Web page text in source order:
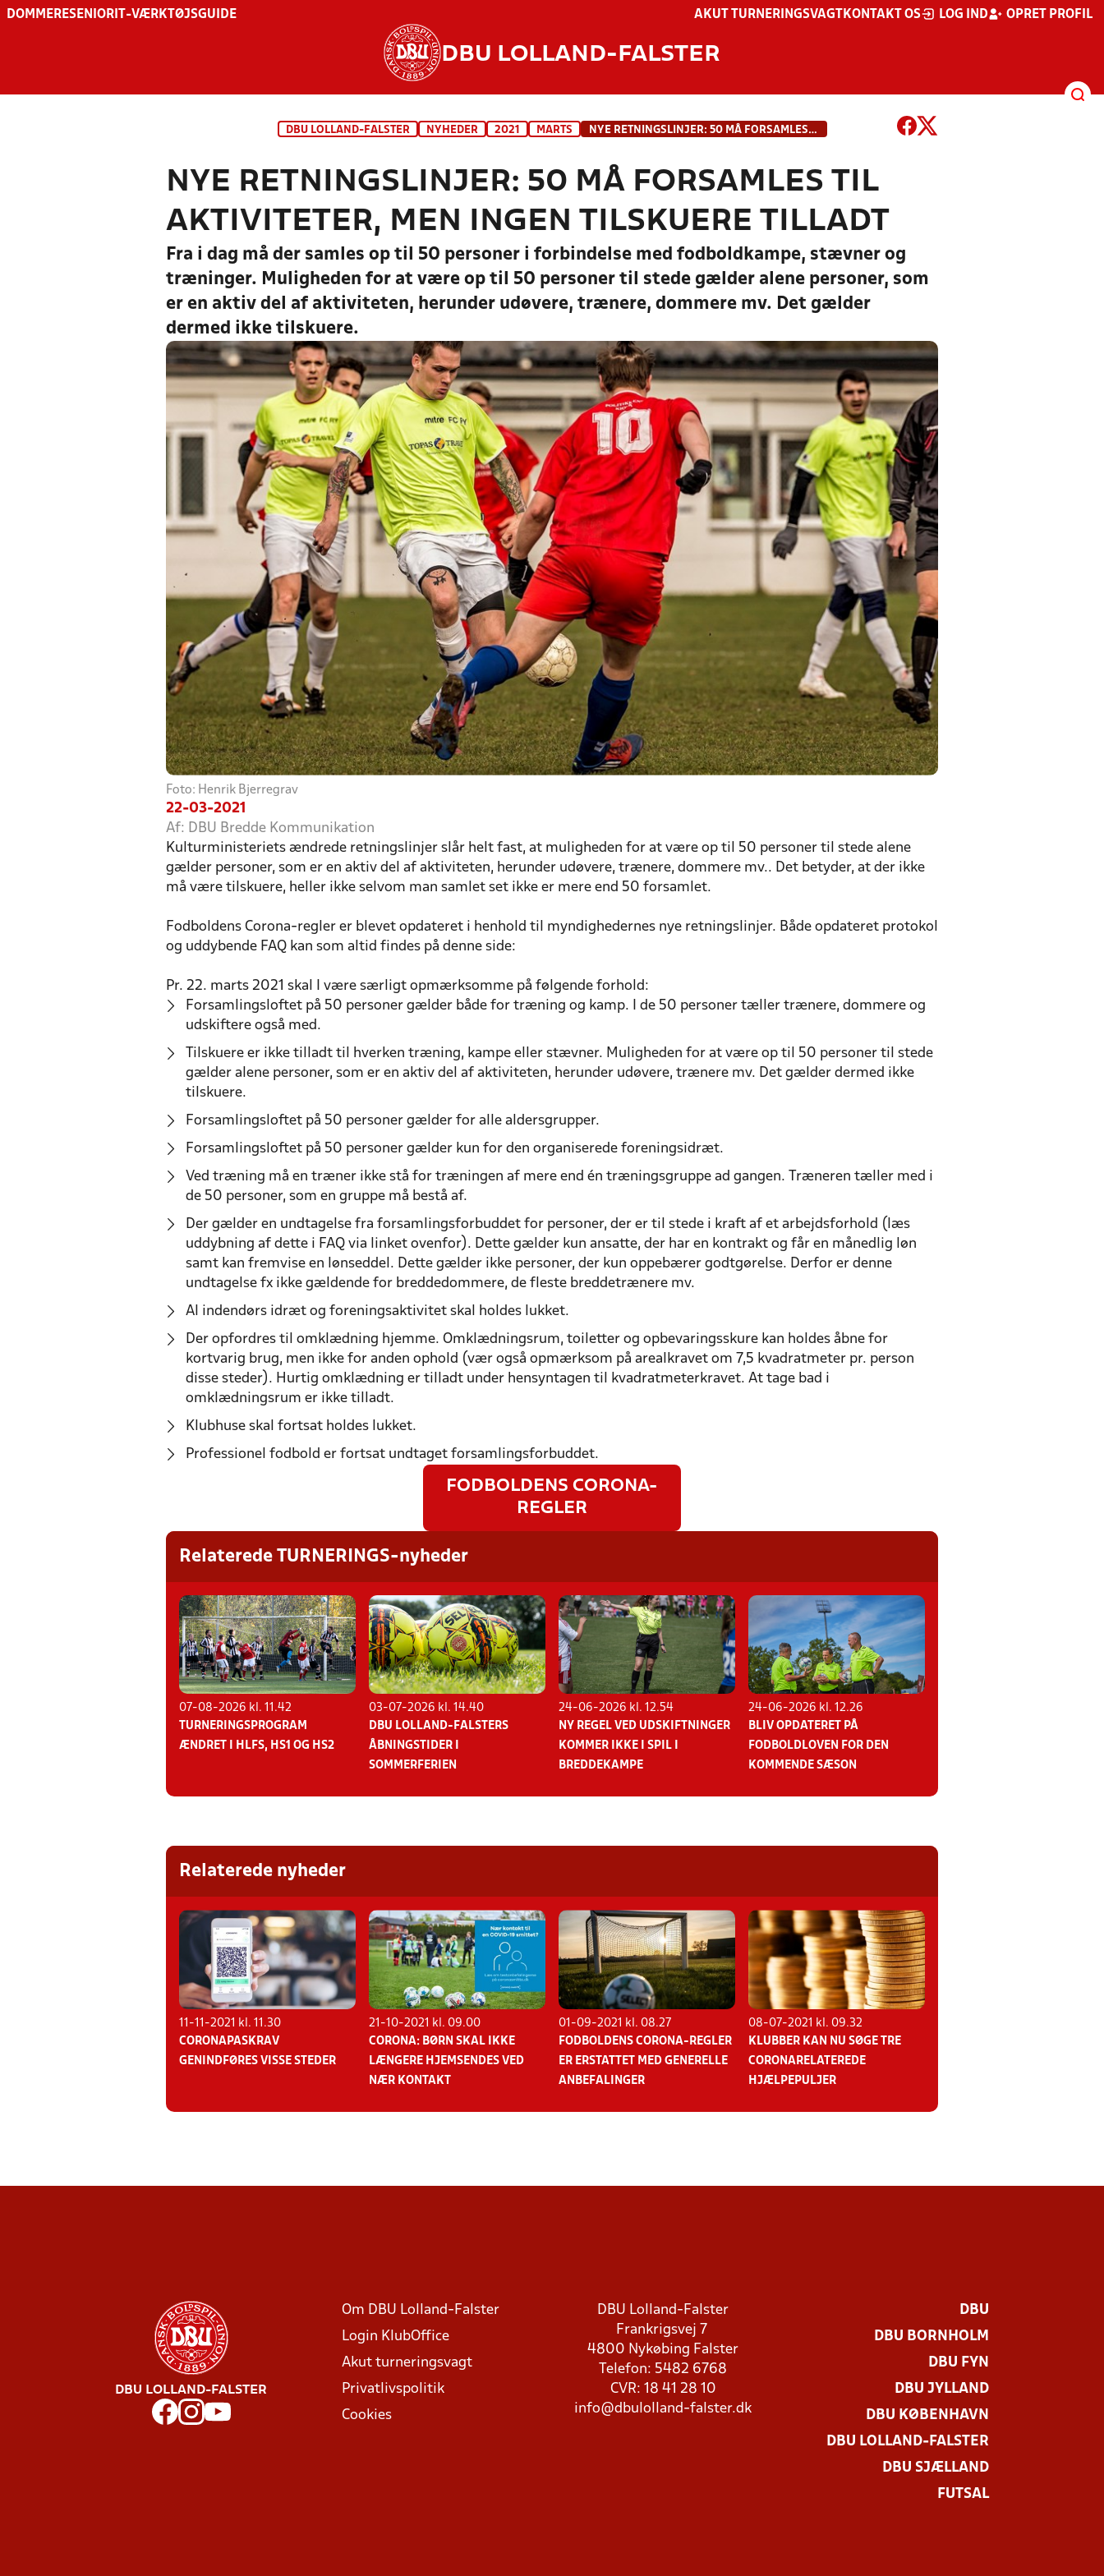
DOMMERESENIOR IT-VÆRKTØJSGUIDE AKUT TURNERINGSVAGT KONTAKT OS LOG IND OPRET PROFIL
DBU LOLLAND-FALSTER
DBU LOLLAND-FALSTER NYHEDER 2021 MARTS NYE RETNINGSLINJER: 50 MÅ FORSAMLES TIL AKTIVITETER, MEN INGEN TILSKUERE TILLADT
NYE RETNINGSLINJER: 50 MÅ FORSAMLES TIL
AKTIVITETER, MEN INGEN TILSKUERE TILLADT
Fra i dag må der samles op til 50 personer i forbindelse med fodboldkampe, stævner og
træninger. Muligheden for at være op til 50 personer til stede gælder alene personer, som
er en aktiv del af aktiviteten, herunder udøvere, trænere, dommere mv. Det gælder
dermed ikke tilskuere.
Foto: Henrik Bjerregrav
22-03-2021
Af: DBU Bredde Kommunikation
Kulturministeriets ændrede retningslinjer slår helt fast, at muligheden for at være op til 50 personer til stede alene
gælder personer, som er en aktiv del af aktiviteten, herunder udøvere, trænere, dommere mv.. Det betyder, at der ikke
må være tilskuere, heller ikke selvom man samlet set ikke er mere end 50 forsamlet.
Fodboldens Corona-regler er blevet opdateret i henhold til myndighedernes nye retningslinjer. Både opdateret protokol
og uddybende FAQ kan som altid findes på denne side:
Pr. 22. marts 2021 skal I være særligt opmærksomme på følgende forhold:
Forsamlingsloftet på 50 personer gælder både for træning og kamp. I de 50 personer tæller trænere, dommere og
udskiftere også med.
Tilskuere er ikke tilladt til hverken træning, kampe eller stævner. Muligheden for at være op til 50 personer til stede
gælder alene personer, som er en aktiv del af aktiviteten, herunder udøvere, trænere mv. Det gælder dermed ikke
tilskuere.
Forsamlingsloftet på 50 personer gælder for alle aldersgrupper.
Forsamlingsloftet på 50 personer gælder kun for den organiserede foreningsidræt.
Ved træning må en træner ikke stå for træningen af mere end én træningsgruppe ad gangen. Træneren tæller med i
de 50 personer, som en gruppe må bestå af.
Der gælder en undtagelse fra forsamlingsforbuddet for personer, der er til stede i kraft af et arbejdsforhold (læs
uddybning af dette i FAQ via linket ovenfor). Dette gælder kun ansatte, der har en kontrakt og får en månedlig løn
samt kan fremvise en lønseddel. Dette gælder ikke personer, der kun oppebærer godtgørelse. Derfor er denne
undtagelse fx ikke gældende for breddedommere, de fleste breddetrænere mv.
Al indendørs idræt og foreningsaktivitet skal holdes lukket.
Der opfordres til omklædning hjemme. Omklædningsrum, toiletter og opbevaringsskure kan holdes åbne for
kortvarig brug, men ikke for anden ophold (vær også opmærksom på arealkravet om 7,5 kvadratmeter pr. person
disse steder). Hurtig omklædning er tilladt under hensyntagen til kvadratmeterkravet. At tage bad i
omklædningsrum er ikke tilladt.
Klubhuse skal fortsat holdes lukket.
Professionel fodbold er fortsat undtaget forsamlingsforbuddet.
FODBOLDENS CORONA-
REGLER
Relaterede TURNERINGS-nyheder
07-08-2026 kl. 11.42
TURNERINGSPROGRAM
ÆNDRET I HLFS, HS1 OG HS2
03-07-2026 kl. 14.40
DBU LOLLAND-FALSTERS
ÅBNINGSTIDER I
SOMMERFERIEN
24-06-2026 kl. 12.54
NY REGEL VED UDSKIFTNINGER
KOMMER IKKE I SPIL I
BREDDEKAMPE
24-06-2026 kl. 12.26
BLIV OPDATERET PÅ
FODBOLDLOVEN FOR DEN
KOMMENDE SÆSON
Relaterede nyheder
11-11-2021 kl. 11.30
CORONAPASKRAV
GENINDFØRES VISSE STEDER
21-10-2021 kl. 09.00
CORONA: BØRN SKAL IKKE
LÆNGERE HJEMSENDES VED
NÆR KONTAKT
01-09-2021 kl. 08.27
FODBOLDENS CORONA-REGLER
ER ERSTATTET MED GENERELLE
ANBEFALINGER
08-07-2021 kl. 09.32
KLUBBER KAN NU SØGE TRE
CORONARELATEREDE
HJÆLPEPULJER
DBU LOLLAND-FALSTER
Om DBU Lolland-Falster
Login KlubOffice
Akut turneringsvagt
Privatlivspolitik
Cookies
DBU Lolland-Falster
Frankrigsvej 7
4800 Nykøbing Falster
Telefon: 5482 6768
CVR: 18 41 28 10
info@dbulolland-falster.dk
DBU
DBU BORNHOLM
DBU FYN
DBU JYLLAND
DBU KØBENHAVN
DBU LOLLAND-FALSTER
DBU SJÆLLAND
FUTSAL